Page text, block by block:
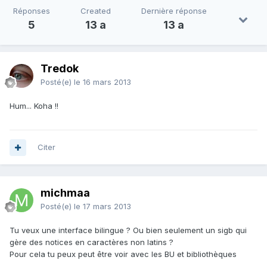
Réponses
5
Created
13 a
Dernière réponse
13 a
Tredok
Posté(e) le 16 mars 2013
Hum... Koha !!
Citer
michmaa
Posté(e) le 17 mars 2013
Tu veux une interface bilingue ? Ou bien seulement un sigb qui
gère des notices en caractères non latins ?
Pour cela tu peux peut être voir avec les BU et bibliothèques